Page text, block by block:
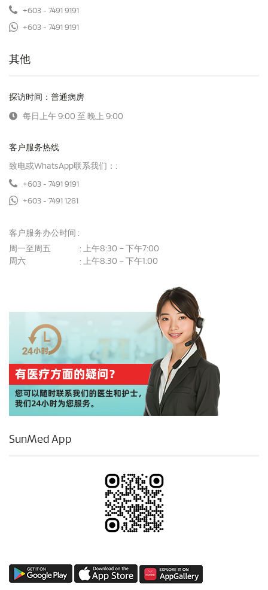
+603 - 7491 9191
+603 - 7491 9191
其他
探访时间：普通病房
每日上午 9:00 至 晚上 9:00
客户服务热线
致电或WhatsApp联系我们：:
+603 - 7491 9191
+603 - 7491 1281
客户服务办公时间 :
周一至周五
: 上午8:30 – 下午7:00
周六
: 上午8:30 – 下午1:00
SunMed App